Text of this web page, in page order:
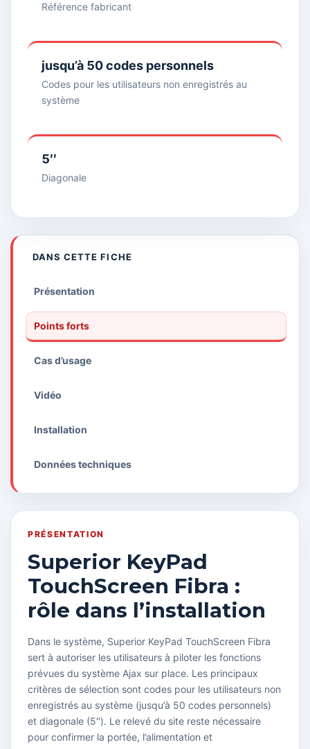
Référence fabricant
jusqu’à 50 codes personnels
Codes pour les utilisateurs non enregistrés au
système
5′′
Diagonale
DANS CETTE FICHE
Présentation
Points forts
Cas d’usage
Vidéo
Installation
Données techniques
PRÉSENTATION
Superior KeyPad
TouchScreen Fibra :
rôle dans l’installation
Dans le système, Superior KeyPad TouchScreen Fibra
sert à autoriser les utilisateurs à piloter les fonctions
prévues du système Ajax sur place. Les principaux
critères de sélection sont codes pour les utilisateurs non
enregistrés au système (jusqu’à 50 codes personnels)
et diagonale (5′′). Le relevé du site reste nécessaire
pour confirmer la portée, l’alimentation et